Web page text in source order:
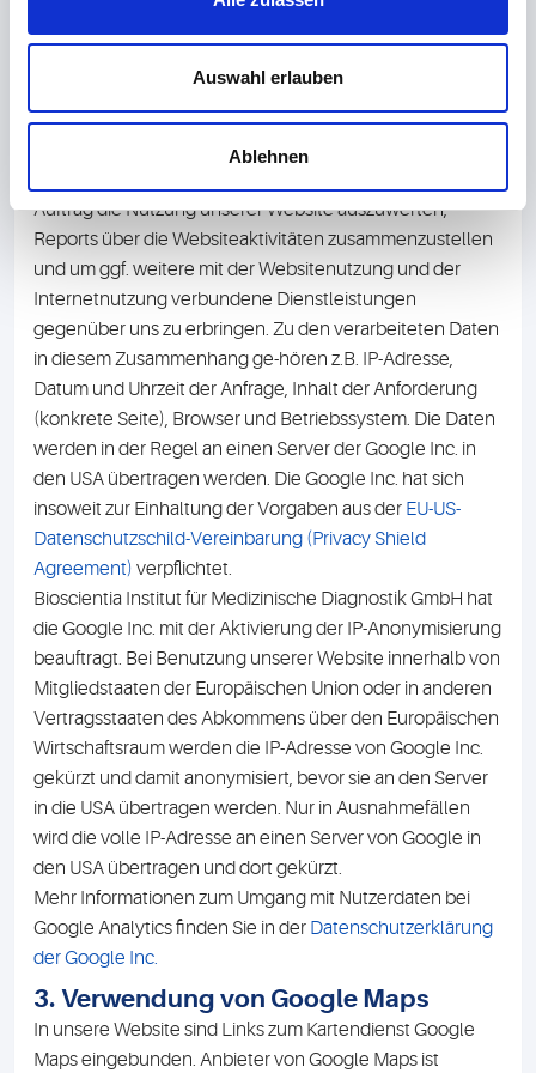
Auswahl erlauben
Ablehnen
Medizinische Diagnostik GmbH hat insoweit mit der
Standarddatenschutzklauseln auf der Grundlage des Art.
46 Abs. 2 lit. c DSGVO abgeschlossen.
Die im Rahmen von Google Analytics gespeicherten und
Auftrag die Nutzung unserer Website auszuwerten,
Reports über die Websiteaktivitäten zusammenzustellen
und um ggf. weitere mit der Websitenutzung und der
Internetnutzung verbundene Dienstleistungen
gegenüber uns zu erbringen. Zu den verarbeiteten Daten
in diesem Zusammenhang ge-hören z.B. IP-Adresse,
Datum und Uhrzeit der Anfrage, Inhalt der Anforderung
(konkrete Seite), Browser und Betriebssystem. Die Daten
werden in der Regel an einen Server der Google Inc. in
den USA übertragen werden. Die Google Inc. hat sich
insoweit zur Einhaltung der Vorgaben aus der EU-US-
Datenschutzschild-Vereinbarung (Privacy Shield
Agreement) verpflichtet.
Bioscientia Institut für Medizinische Diagnostik GmbH hat
die Google Inc. mit der Aktivierung der IP-Anonymisierung
beauftragt. Bei Benutzung unserer Website innerhalb von
Mitgliedstaaten der Europäischen Union oder in anderen
Vertragsstaaten des Abkommens über den Europäischen
Wirtschaftsraum werden die IP-Adresse von Google Inc.
gekürzt und damit anonymisiert, bevor sie an den Server
in die USA übertragen werden. Nur in Ausnahmefällen
wird die volle IP-Adresse an einen Server von Google in
den USA übertragen und dort gekürzt.
Mehr Informationen zum Umgang mit Nutzerdaten bei
Google Analytics finden Sie in der Datenschutzerklärung
der Google Inc.
3. Verwendung von Google Maps
In unsere Website sind Links zum Kartendienst Google
Maps eingebunden. Anbieter von Google Maps ist